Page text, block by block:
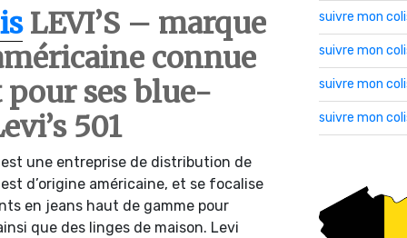
LEVI’S – marque
connue
ses blue-
501
est une entreprise de distribution de
d’origine américaine, et se focalise
en jeans haut de gamme pour
que des linges de maison. Levi
suivre mon
suivre mon colis
suivre mon
suivre mon